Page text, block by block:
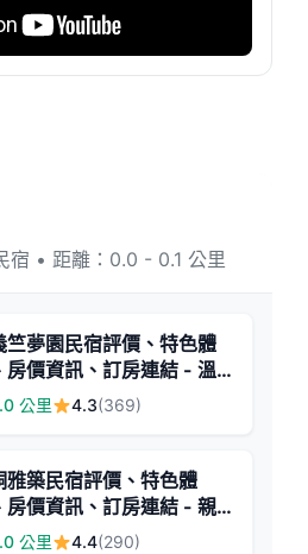
宿 • 距離：0.0 - 0.1 公里
竺夢園民宿評價、特色體
房價資訊、訂房連結 - 溫
切的山城住宿
公里 4.3(369)
雅築民宿評價、特色體
房價資訊、訂房連結 - 親
務與溫馨家庭氛圍
公里 4.4(290)